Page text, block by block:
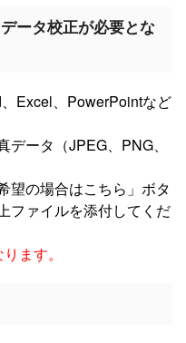
ータ校正が必要とな
Excel、PowerPointなど
ータ（JPEG、PNG、
望の場合はこちら」ボタ
ファイルを添付してくだ
ます。